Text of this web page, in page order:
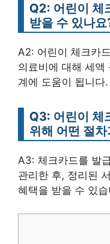
Q2: 어린이 체
받을 수 있나요
A2: 어린이 체크카
의료비에 대해 세액
계에 도움이 됩니다.
Q3: 어린이 체
위해 어떤 절
A3: 체크카드를 발
관리한 후, 정리된
혜택을 받을 수 있